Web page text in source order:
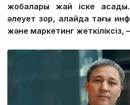
жобалары жай іске асады
әлеует зор, алайда тағы
және маркетинг жеткіліксіз,